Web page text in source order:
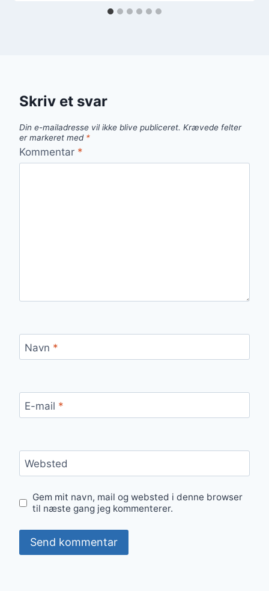
Skriv et svar
Din e-mailadresse vil ikke blive publiceret. Krævede felter
er markeret med *
Kommentar *
Navn *
E-mail *
Websted
Gem mit navn, mail og websted i denne browser
til næste gang jeg kommenterer.